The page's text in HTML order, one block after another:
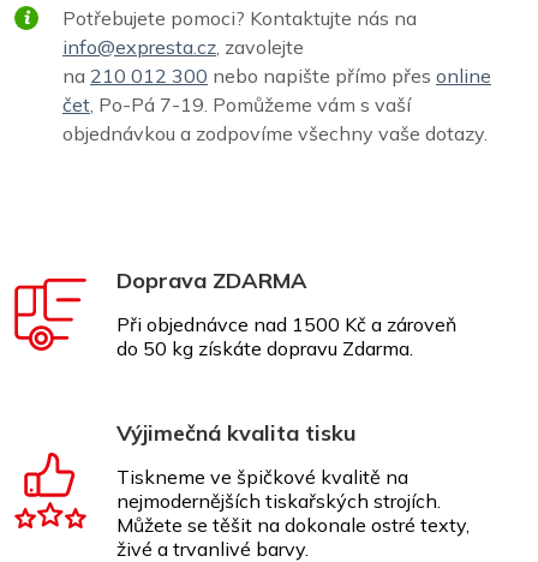
Potřebujete pomoci? Kontaktujte nás na
info@expresta.cz, zavolejte
na 210 012 300 nebo napište přímo přes online
čet, Po-Pá 7-19. Pomůžeme vám s vaší
objednávkou a zodpovíme všechny vaše dotazy.
Doprava ZDARMA
Při objednávce nad 1500 Kč a zároveň
do 50 kg získáte dopravu Zdarma.
Výjimečná kvalita tisku
Tiskneme ve špičkové kvalitě na
nejmodernějších tiskařských strojích.
Můžete se těšit na dokonale ostré texty,
živé a trvanlivé barvy.